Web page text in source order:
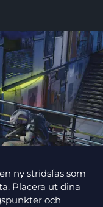
ny stridsfas som
Placera ut dina
och